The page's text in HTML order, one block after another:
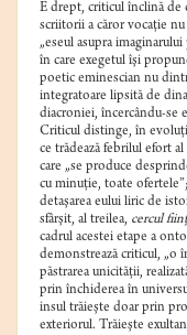
E drept, criticul înclină de
scriitorii a căror vocaţie
„eseul asupra
în care exegetul îşi
poetic eminescian nu
integratoare lipsită de
diacroniei, încercându-se
Criticul distinge, în
ce trădează febrilul efort
care „se produce
cu minuţie, toate
detaşarea eului liric de
sfârşit, al treilea, cercul
cadrul acestei etape a
demonstrează criticul, „o
păstrarea unicităţii,
prin închiderea în
insul trăieşte doar prin
exteriorul. Trăieşte